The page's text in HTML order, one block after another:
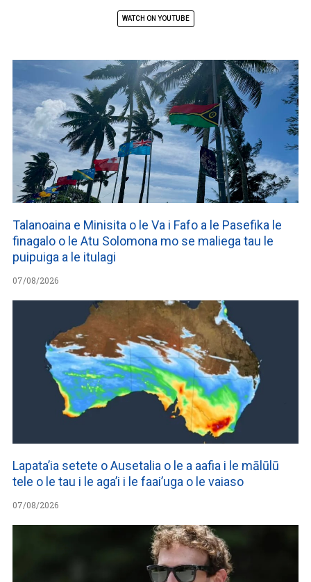
WATCH ON YOUTUBE
Talanoaina e Minisita o le Va i Fafo a le Pasefika le
finagalo o le Atu Solomona mo se maliega tau le
puipuiga a le itulagi
07/08/2026
Lapata’ia setete o Ausetalia o le a aafia i le mālūlū
tele o le tau i le aga’i i le faai’uga o le vaiaso
07/08/2026